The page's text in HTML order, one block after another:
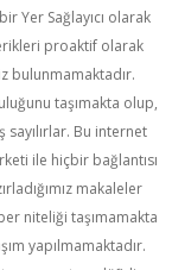
Yer Sağlayıcı olarak
proaktif olarak
bulunmamaktadır.
taşımakta olup,
Bu internet
ile hiçbir bağlantısı
makaleler
niteliği taşımamakta
yapılmamaktadır.